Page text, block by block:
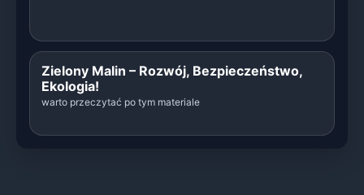
Zielony Malin – Rozwój, Bezpieczeństwo,
Ekologia!
warto przeczytać po tym materiale